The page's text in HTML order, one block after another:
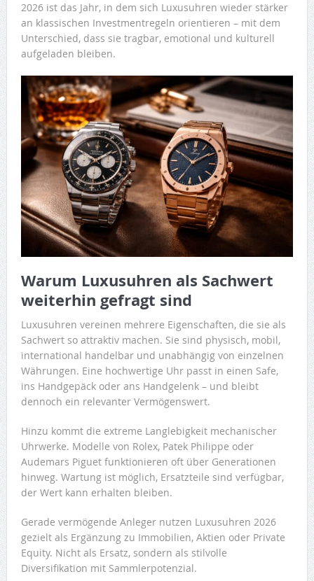
2026 ist das Jahr, in dem sich Luxusuhren wieder stärker
an klassischen Investmentregeln orientieren – mit dem
Unterschied, dass sie tragbar, emotional und kulturell
aufgeladen bleiben.
Warum Luxusuhren als Sachwert
weiterhin gefragt sind
Luxusuhren vereinen mehrere Eigenschaften, die sie als
Sachwert so attraktiv machen. Sie sind physisch, mobil,
international handelbar und unabhängig von einzelnen
Währungen. Eine hochwertige Uhr passt in einen Safe,
ins Handgepäck oder ans Handgelenk – und bleibt
dennoch ein relevanter Vermögenswert.
Hinzu kommt die extreme Langlebigkeit mechanischer
Uhrwerke. Modelle von Rolex, Patek Philippe oder
Audemars Piguet funktionieren oft über Generationen
hinweg. Wartung ist möglich, Ersatzteile sind verfügbar,
der Wert kann erhalten bleiben.
Gerade vermögende Anleger nutzen Luxusuhren 2026
gezielt als Ergänzung zu Immobilien, Aktien oder Private
Equity. Nicht als Ersatz, sondern als stilvolle
Diversifikation mit Sammlerpotenzial.